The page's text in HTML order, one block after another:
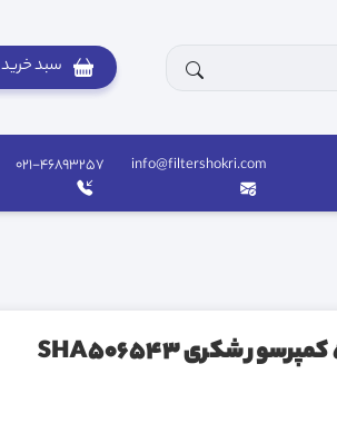
سبد خرید
info@filtershokri.com
021-46893257